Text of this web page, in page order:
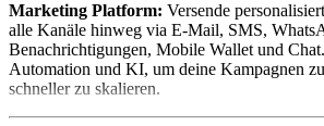
Marketing Platform: Versende
alle Kanäle hinweg via E-Mail, SMS,
Benachrichtigungen, Mobile Wallet und
Automation und KI, um deine Kampagnen
schneller zu skalieren.